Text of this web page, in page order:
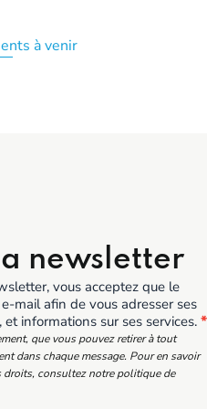
à venir
newsletter
vous acceptez que le
mail afin de vous adresser ses
informations sur ses services. *
que vous pouvez retirer à tout
dans chaque message. Pour en savoir
droits, consultez notre politique de